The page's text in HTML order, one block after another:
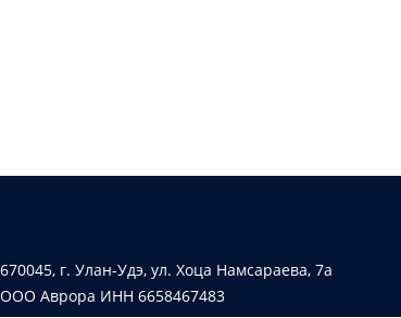
670045, г. Улан-Удэ, ул. Хоца Намсараева, 7а
ООО Аврора ИНН 6658467483